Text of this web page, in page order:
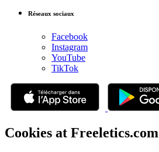
Réseaux sociaux
Facebook
Instagram
YouTube
TikTok
Cookies at Freeletics.com